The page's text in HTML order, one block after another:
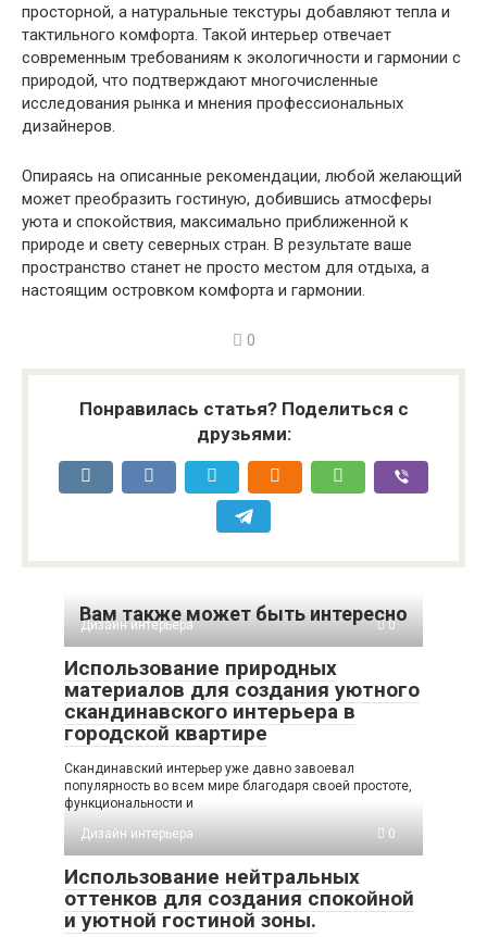
просторной, а натуральные текстуры добавляют тепла и
тактильного комфорта. Такой интерьер отвечает
современным требованиям к экологичности и гармонии с
природой, что подтверждают многочисленные
исследования рынка и мнения профессиональных
дизайнеров.
Опираясь на описанные рекомендации, любой желающий
может преобразить гостиную, добившись атмосферы
уюта и спокойствия, максимально приближенной к
природе и свету северных стран. В результате ваше
пространство станет не просто местом для отдыха, а
настоящим островком комфорта и гармонии.
0
Понравилась статья? Поделиться с
друзьями:
Вам также может быть интересно
Дизайн интерьера 0
Использование природных
материалов для создания уютного
скандинавского интерьера в
городской квартире
Скандинавский интерьер уже давно завоевал
популярность во всем мире благодаря своей простоте,
функциональности и
Дизайн интерьера
0
Использование нейтральных
оттенков для создания спокойной
и уютной гостиной зоны.